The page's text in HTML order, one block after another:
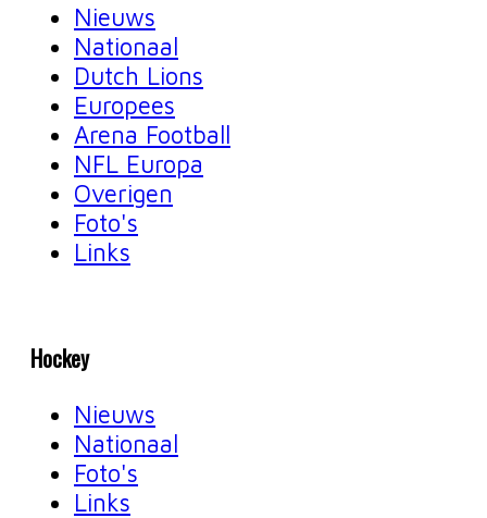
Nieuws
Nationaal
Dutch Lions
Europees
Arena Football
NFL Europa
Overigen
Foto's
Links
Hockey
Nieuws
Nationaal
Foto's
Links